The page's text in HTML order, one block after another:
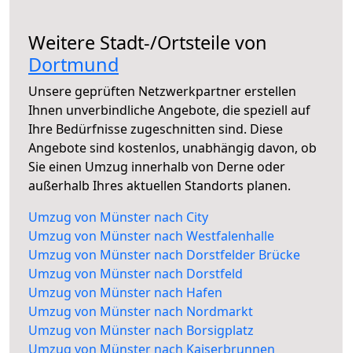
Weitere Stadt-/Ortsteile von
Dortmund
Unsere geprüften Netzwerkpartner erstellen
Ihnen unverbindliche Angebote, die speziell auf
Ihre Bedürfnisse zugeschnitten sind. Diese
Angebote sind kostenlos, unabhängig davon, ob
Sie einen Umzug innerhalb von Derne oder
außerhalb Ihres aktuellen Standorts planen.
Umzug von Münster nach City
Umzug von Münster nach Westfalenhalle
Umzug von Münster nach Dorstfelder Brücke
Umzug von Münster nach Dorstfeld
Umzug von Münster nach Hafen
Umzug von Münster nach Nordmarkt
Umzug von Münster nach Borsigplatz
Umzug von Münster nach Kaiserbrunnen